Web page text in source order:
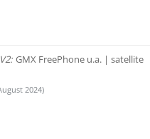
GMX FreePhone u.a. | satellite
2024)